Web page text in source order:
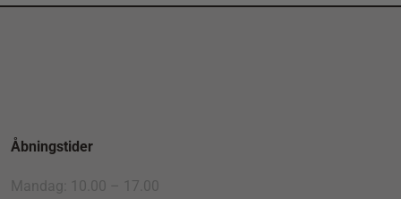
Åbningstider
Mandag: 10.00 – 17.00